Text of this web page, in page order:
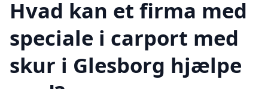
Hvad kan et firma med
speciale i carport med
skur i Glesborg hjælpe